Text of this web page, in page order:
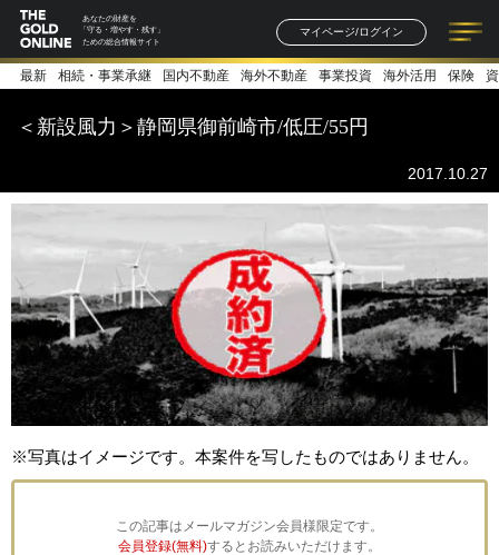
あなたの財産を
「守る・増やす・残す」
ための総合情報サイト
マイページ/ログイン
記事一覧 連載一覧
著者一覧 書籍一覧
最新 相続・事業承継 国内不動産 海外不動産 事業投資 海外活用 保険
＜新設風力＞静岡県御前崎市/低圧/55円
2017.10.27
※写真はイメージです。本案件を写したものではありません。
この記事はメールマガジン会員様限定です。
会員登録(無料)するとお読みいただけます。